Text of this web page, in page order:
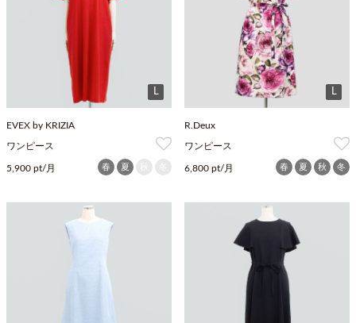
L
EVEX by KRIZIA
ワンピース
5,900 pt/月 春 夏
L
R.Deux
ワンピース
6,800 pt/月 春 夏 秋 冬